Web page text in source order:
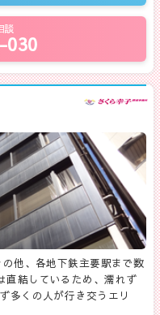
談
030
他、各地下鉄主要駅まで数
直結しているため、濡れず
多くの人が行き交うエリ